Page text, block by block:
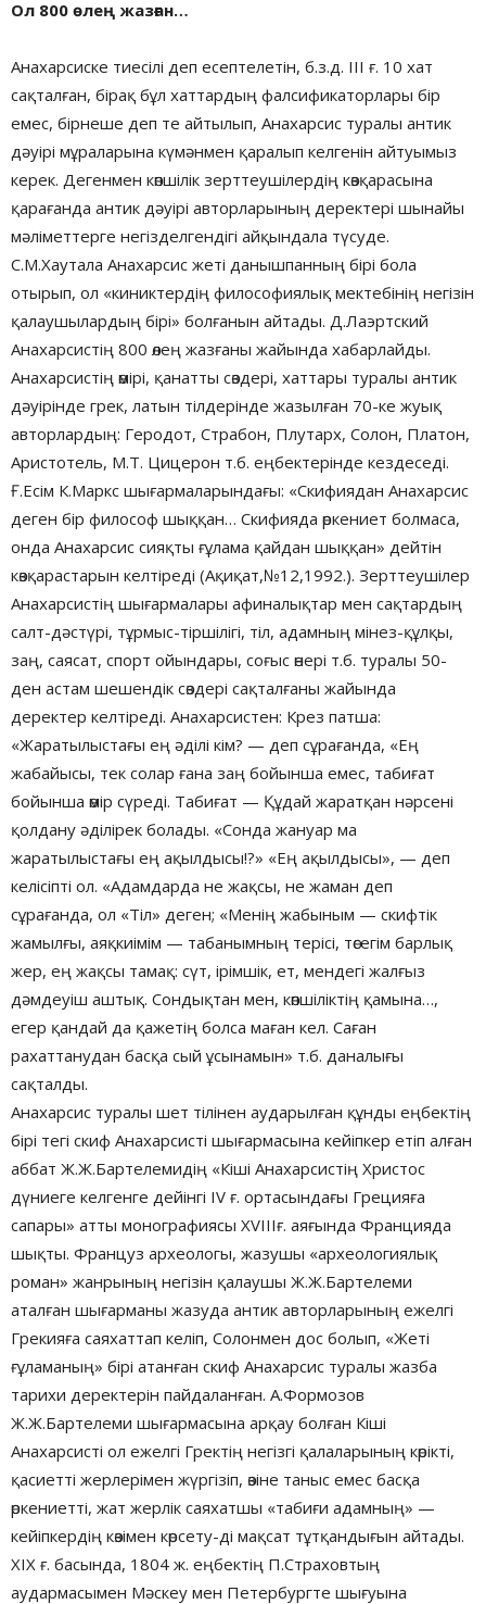
Ол 800 өлең жазған…
Анахарсиске тиесілі деп есептелетін, б.з.д. ІІІ ғ. 10 хат
сақталған, бірақ бұл хаттардың фалсификаторлары бір
емес, бірнеше деп те айтылып, Анахарсис туралы антик
дәуірі мұраларына күмәнмен қаралып келгенін айтуымыз
керек. Дегенмен көпшілік зерттеушілердің көзқарасына
қарағанда антик дәуірі авторларының деректері шынайы
мәліметтерге негізделгендігі айқындала түсуде.
С.М.Хаутала Анахарсис жеті данышпанның бірі бола
отырып, ол «киниктердің философиялық мектебінің негізін
қалаушылардың бірі» болғанын айтады. Д.Лаэртский
Анахарсистің 800 өлең жазғаны жайында хабарлайды.
Анахарсистің өмірі, қанатты сөздері, хаттары туралы антик
дәуірінде грек, латын тілдерінде жазылған 70-ке жуық
авторлардың: Геродот, Страбон, Плутарх, Солон, Платон,
Аристотель, М.Т. Цицерон т.б. еңбектерінде кездеседі.
Ғ.Есім К.Маркс шығармаларындағы: «Скифиядан Анахарсис
деген бір философ шыққан… Скифияда өркениет болмаса,
онда Анахарсис сияқты ғұлама қайдан шыққан» дейтін
көзқарастарын келтіреді (Ақиқат,№12,1992.). Зерттеушілер
Анахарсистің шығармалары афиналықтар мен сақтардың
салт-дәстүрі, тұрмыс-тіршілігі, тіл, адамның мінез-құлқы,
заң, саясат, спорт ойындары, соғыс өнері т.б. туралы 50-
ден астам шешендік сөздері сақталғаны жайында
деректер келтіреді. Анахарсистен: Крез патша:
«Жаратылыстағы ең әділі кім? — деп сұрағанда, «Ең
жабайысы, тек солар ғана заң бойынша емес, табиғат
бойынша өмір сүреді. Табиғат — Құдай жаратқан нәрсені
қолдану әділірек болады. «Сонда жануар ма
жаратылыстағы ең ақылдысы!?» «Ең ақылдысы», — деп
келісіпті ол. «Адамдарда не жақсы, не жаман деп
сұрағанда, ол «Тіл» деген; «Менің жабыным — скифтік
жамылғы, аяқкиімім — табанымның терісі, төсегім барлық
жер, ең жақсы тамақ: сүт, ірімшік, ет, мендегі жалғыз
дәмдеуіш аштық. Сондықтан мен, көпшіліктің қамына…,
егер қандай да қажетің болса маған кел. Саған
рахаттанудан басқа сый ұсынамын» т.б. даналығы
сақталды.
Анахарсис туралы шет тілінен аударылған құнды еңбектің
бірі тегі скиф Анахарсисті шығармасына кейіпкер етіп алған
аббат Ж.Ж.Бартелемидің «Кіші Анахарсистің Христос
дүниеге келгенге дейінгі ІV ғ. ортасындағы Грецияға
сапары» атты монографиясы ХVIIIғ. аяғында Францияда
шықты. Француз археологы, жазушы «археологиялық
роман» жанрының негізін қалаушы Ж.Ж.Бартелеми
аталған шығарманы жазуда антик авторларының ежелгі
Грекияға саяхаттап келіп, Солонмен дос болып, «Жеті
ғұламаның» бірі атанған скиф Анахарсис туралы жазба
тарихи деректерін пайдаланған. А.Формозов
Ж.Ж.Бартелеми шығармасына арқау болған Кіші
Анахарсисті ол ежелгі Гректің негізгі қалаларының көрікті,
қасиетті жерлерімен жүргізіп, өзіне таныс емес басқа
өркениетті, жат жерлік саяхатшы «табиғи адамның» —
кейіпкердің көзімен көрсету-ді мақсат тұтқандығын айтады.
ХІХ ғ. басында, 1804 ж. еңбектің П.Страховтың
аудармасымен Мәскеу мен Петербургте шығуына